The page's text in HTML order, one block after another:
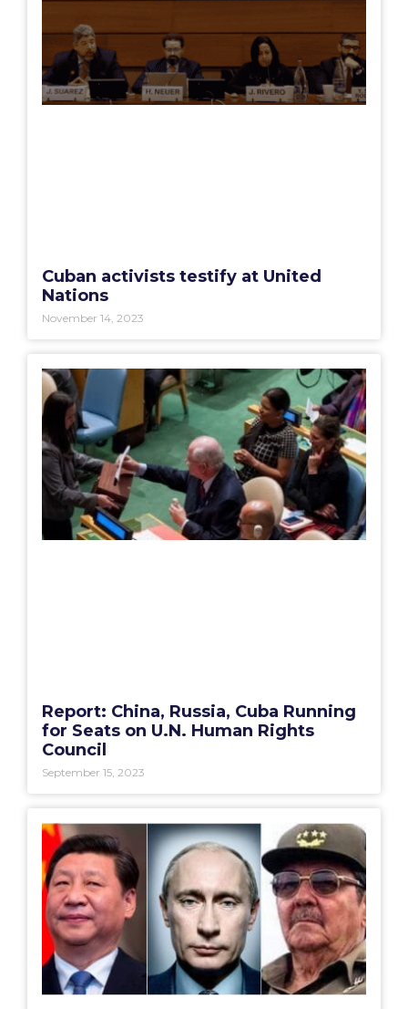
Cuban activists testify at United
Nations
November 14, 2023
Report: China, Russia, Cuba Running
for Seats on U.N. Human Rights
Council
September 15, 2023